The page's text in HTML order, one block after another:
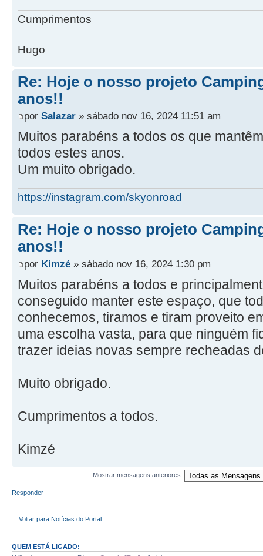
Cumprimentos
Hugo
Re: Hoje o nosso projeto
anos!!
por Salazar » sábado nov 16, 2024 11:51 am
Muitos parabéns a todos os que
todos estes anos.
Um muito obrigado.
https://instagram.com/skyonroad
Re: Hoje o nosso projeto
anos!!
por Kimzé » sábado nov 16, 2024 1:30 pm
Muitos parabéns a todos e
conseguido manter este espaço, que
conhecemos, tiramos e tiram proveito
uma escolha vasta, para que ninguém
trazer ideias novas sempre recheadas
Muito obrigado.
Cumprimentos a todos.
Kimzé
Mostrar mensagens anteriores:
Responder
Voltar para Notícias do Portal
QUEM ESTÁ LIGADO: